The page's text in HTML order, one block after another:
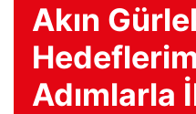
Akın
Adımlarla